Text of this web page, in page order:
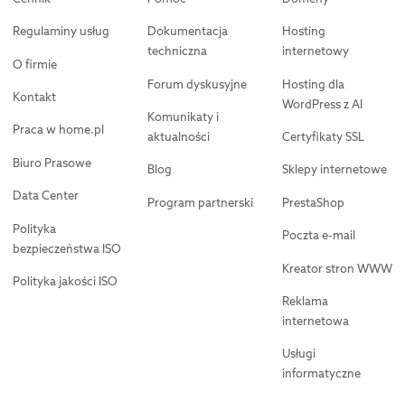
Regulaminy usług
O firmie
Kontakt
Praca w home.pl
Biuro Prasowe
Data Center
Polityka
bezpieczeństwa ISO
Polityka jakości ISO
Dokumentacja
techniczna
Forum dyskusyjne
Komunikaty i
aktualności
Blog
Program partnerski
Hosting
internetowy
Hosting dla
WordPress z AI
Certyfikaty SSL
Sklepy internetowe
PrestaShop
Poczta e-mail
Kreator stron WWW
Reklama
internetowa
Usługi
informatyczne